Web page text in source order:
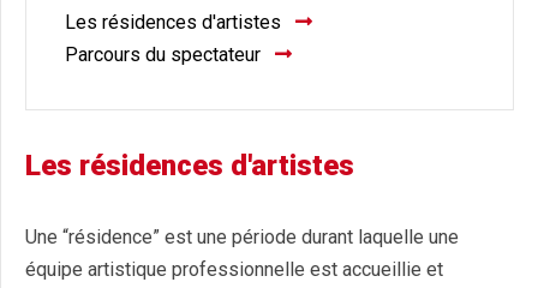
Les résidences d'artistes
Parcours du spectateur
Les résidences d'artistes
Une “résidence” est une période durant laquelle une
équipe artistique professionnelle est accueillie et